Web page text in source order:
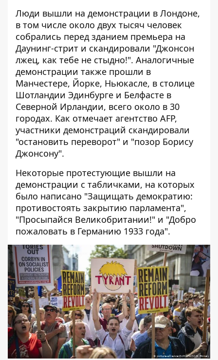
Люди вышли на демонстрации в Лондоне,
в том числе около двух тысяч человек
собрались перед зданием премьера на
Даунинг-стрит и скандировали "Джонсон
лжец, как тебе не стыдно!". Аналогичные
демонстрации также прошли в
Манчестере, Йорке, Ньюкасле, в столице
Шотландии Эдинбурге и Белфасте в
Северной Ирландии, всего около в 30
городах. Как отмечает агентство AFP,
участники демонстраций скандировали
"остановить переворот" и "позор Борису
Джонсону".
Некоторые протестующие вышли на
демонстрации с табличками, на которых
было написано "Защищать демократию:
противостоять закрытию парламента",
"Просыпайся Великобритании!" и "Добро
пожаловать в Германию 1933 года".